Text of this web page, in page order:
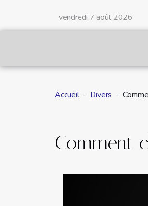
vendredi 7 août 2026
Accueil Divers
Comment